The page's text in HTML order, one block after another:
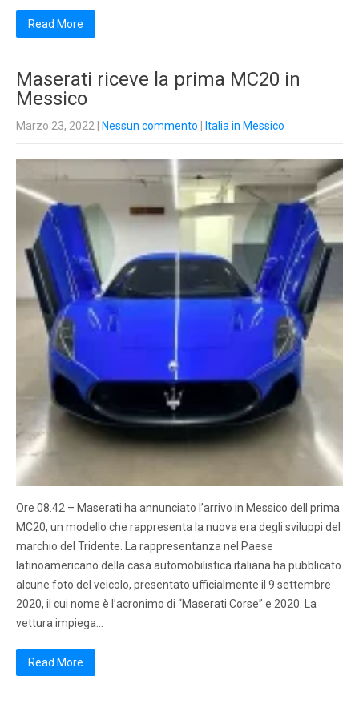
Read More
Maserati riceve la prima MC20 in
Messico
Marzo 23, 2022 Nessun commento Italia in Messico
Ore 08.42 – Maserati ha annunciato l’arrivo in Messico dell prima
MC20, un modello che rappresenta la nuova era degli sviluppi del
marchio del Tridente. La rappresentanza nel Paese
latinoamericano della casa automobilistica italiana ha pubblicato
alcune foto del veicolo, presentato ufficialmente il 9 settembre
2020, il cui nome è l’acronimo di “Maserati Corse” e 2020. La
vettura impiega…
Read More